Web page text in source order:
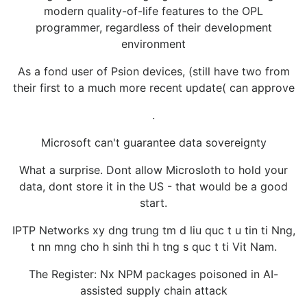
modern quality-of-life features to the OPL
programmer, regardless of their development
environment
As a fond user of Psion devices, (still have two from
their first to a much more recent update( can approve
.
Microsoft can't guarantee data sovereignty
What a surprise. Dont allow Microsloth to hold your
data, dont store it in the US - that would be a good
start.
IPTP Networks xy dng trung tm d liu quc t u tin ti Nng,
t nn mng cho h sinh thi h tng s quc t ti Vit Nam.
The Register: Nx NPM packages poisoned in AI-
assisted supply chain attack